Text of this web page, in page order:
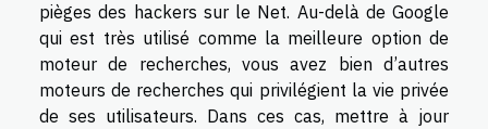
pièges des hackers sur le Net. Au-delà de Google
qui est très utilisé comme la meilleure option de
moteur de recherches, vous avez bien d’autres
moteurs de recherches qui privilégient la vie privée
de ses utilisateurs. Dans ces cas, mettre à jour